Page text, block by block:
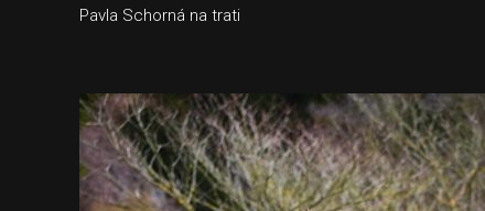
Pavla Schorná na trati